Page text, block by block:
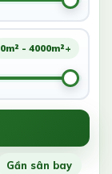
0m² - 4000m²+
Gần sân bay